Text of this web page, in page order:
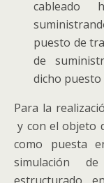
cableado
puesto de
de
dicho
Para la
y con el objeto
como puesta
simulación